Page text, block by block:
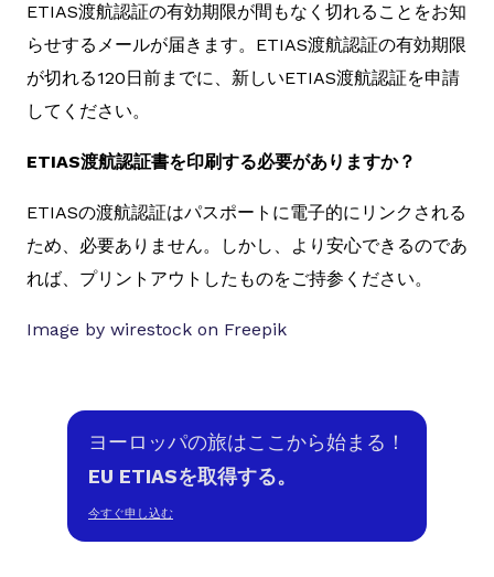
ETIAS渡航認証の有効期限が間もなく切れることをお知
らせするメールが届きます。ETIAS渡航認証の有効期限
が切れる120日前までに、新しいETIAS渡航認証を申請
してください。
ETIAS渡航認証書を印刷する必要がありますか？
ETIASの渡航認証はパスポートに電子的にリンクされる
ため、必要ありません。しかし、より安心できるのであ
れば、プリントアウトしたものをご持参ください。
Image by wirestock on Freepik
ヨーロッパの旅はここから始まる！
EU ETIASを取得する。
今すぐ申し込む